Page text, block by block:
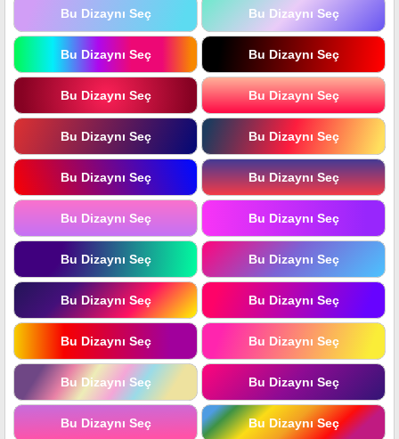
Bu Dizaynı Seç Bu Dizaynı Seç
Bu Dizaynı Seç Bu Dizaynı Seç
Bu Dizaynı Seç Bu Dizaynı Seç
Bu Dizaynı Seç Bu Dizaynı Seç
Bu Dizaynı Seç Bu Dizaynı Seç
Bu Dizaynı Seç Bu Dizaynı Seç
Bu Dizaynı Seç Bu Dizaynı Seç
Bu Dizaynı Seç Bu Dizaynı Seç
Bu Dizaynı Seç Bu Dizaynı Seç
Bu Dizaynı Seç Bu Dizaynı Seç
Bu Dizaynı Seç Bu Dizaynı Seç